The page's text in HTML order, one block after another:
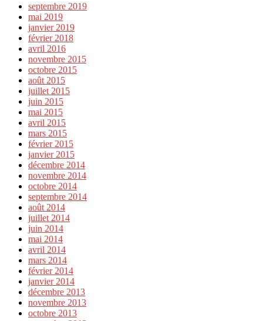
septembre 2019
mai 2019
janvier 2019
février 2018
avril 2016
novembre 2015
octobre 2015
août 2015
juillet 2015
juin 2015
mai 2015
avril 2015
mars 2015
février 2015
janvier 2015
décembre 2014
novembre 2014
octobre 2014
septembre 2014
août 2014
juillet 2014
juin 2014
mai 2014
avril 2014
mars 2014
février 2014
janvier 2014
décembre 2013
novembre 2013
octobre 2013